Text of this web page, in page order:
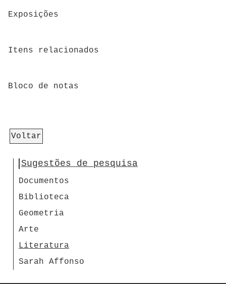
Exposições
Itens relacionados
Bloco de notas
Voltar
Sugestões de pesquisa
Documentos
Biblioteca
Geometria
Arte
Literatura
Sarah Affonso